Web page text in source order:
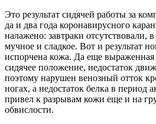
Это результат сидячей работы за
да и два года коронавирусного
налажено: завтраки отсутствовали,
мучное и сладкое. Вот и результат
испорчена кожа. Да еще выраженная
сидячее положение, недостаток
поэтому нарушен венозный отток
ногах, а недостаток белка в период
привел к разрывам кожи еще и на
обвислости.